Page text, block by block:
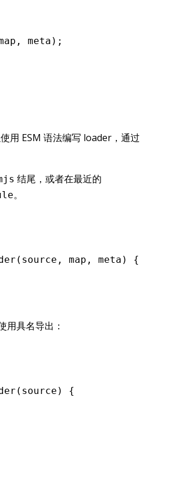
,
meta);
用 ESM 语法编写 loader，通过
结尾，或者在最近的
。
(source , map ,
meta) {
用具名导出：
(source) {